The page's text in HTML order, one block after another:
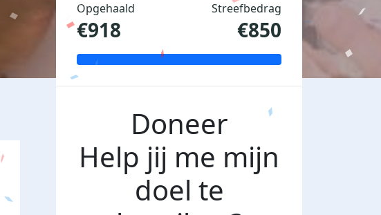
Opgehaald
€918
Streefbedrag
€850
Doneer
Help jij me mijn
doel te